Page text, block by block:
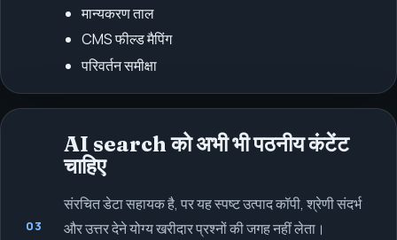
मान्यकरण ताल
CMS फील्ड मैपिंग
परिवर्तन समीक्षा
03
AI search को अभी भी पठनीय कंटेंट
चाहिए
संरचित डेटा सहायक है, पर यह स्पष्ट उत्पाद कॉपी, श्रेणी संदर्भ
और उत्तर देने योग्य खरीदार प्रश्नों की जगह नहीं लेता।